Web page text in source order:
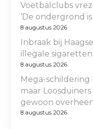
Voetbalclubs
‘De ondergrond
8 augustus 2026
Inbraak bij
illegale
8 augustus 2026
Mega-
maar
gewoon
8 augustus 2026